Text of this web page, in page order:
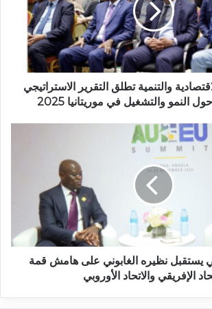
والتنمية تطلق التقرير الاستراتيجي
النمو والتشغيل في موريتانيا 2025
يستقبل نظيره الغابوني على هامش قمة
الإفريقي والاتحاد الأوروبي